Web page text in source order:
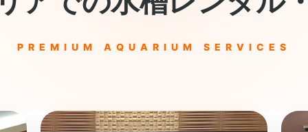
PREMIUM AQUARIUM SERVICES